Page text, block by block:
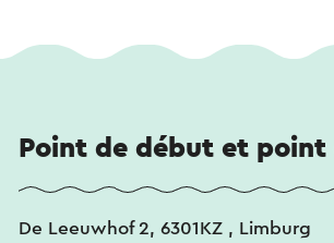
Point de début et point
De Leeuwhof 2, 6301KZ , Limburg